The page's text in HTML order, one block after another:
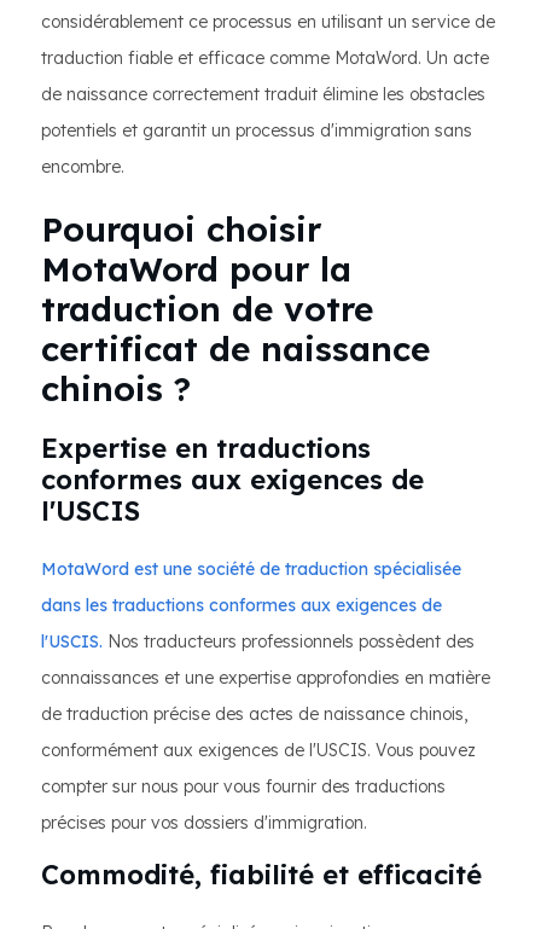
considérablement ce processus en utilisant un service de
traduction fiable et efficace comme MotaWord. Un acte
de naissance correctement traduit élimine les obstacles
potentiels et garantit un processus d'immigration sans
encombre.
Pourquoi choisir
MotaWord pour la
traduction de votre
certificat de naissance
chinois ?
Expertise en traductions
conformes aux exigences de
l'USCIS
MotaWord est une société de traduction spécialisée
dans les traductions conformes aux exigences de
l'USCIS. Nos traducteurs professionnels possèdent des
connaissances et une expertise approfondies en matière
de traduction précise des actes de naissance chinois,
conformément aux exigences de l'USCIS. Vous pouvez
compter sur nous pour vous fournir des traductions
précises pour vos dossiers d'immigration.
Commodité, fiabilité et efficacité